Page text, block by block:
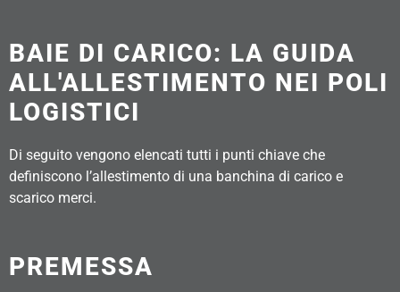
BAIE DI CARICO: LA GUIDA
ALL'ALLESTIMENTO NEI POLI
LOGISTICI
Di seguito vengono elencati tutti i punti chiave che
definiscono l’allestimento di una banchina di carico e
scarico merci.
PREMESSA